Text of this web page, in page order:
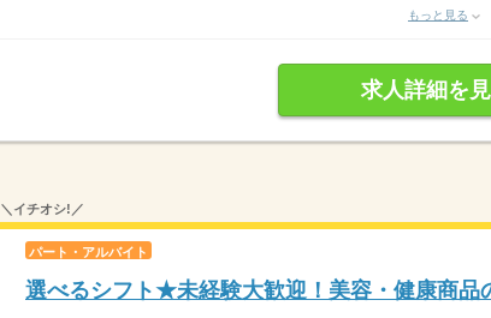
もっと見る
求人詳細を
＼イチオシ!／
パート・アルバイト
選べるシフト★未経験大歓迎！美容・健康商品